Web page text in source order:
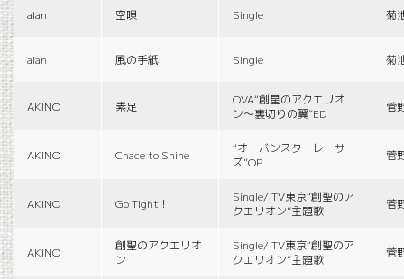
alan 空唄 Single 菊
alan 風の手紙 Single 菊
AKINO 素足
OVA“創星のアクエリオ
ン〜裏切りの翼”ED
菅
AKINO Chace to Shine
“オーバンスターレーサー
ズ”OP
菅
AKINO Go Tight！
Single/ TV東京“創聖のア
クエリオン”主題歌
菅
AKINO
創聖のアクエリオ
ン
Single/ TV東京“創聖のア
クエリオン”主題歌
菅